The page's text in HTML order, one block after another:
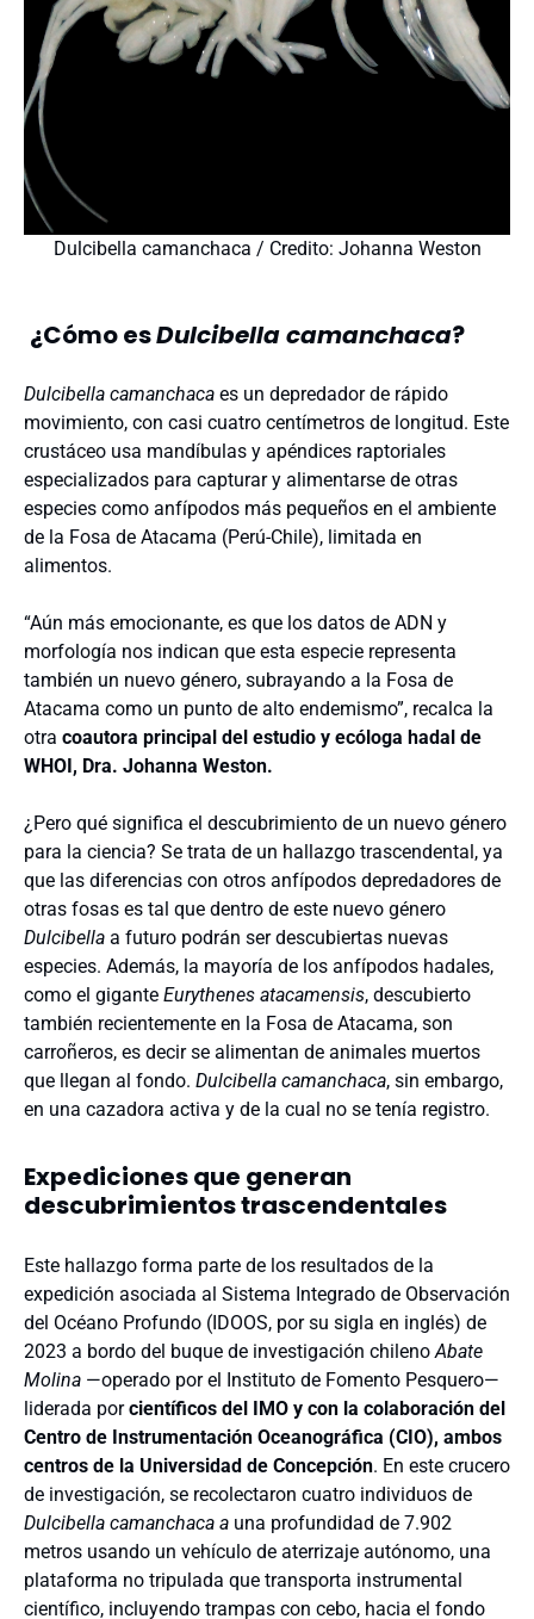
Dulcibella camanchaca / Credito: Johanna Weston
¿Cómo esDulcibella camanchaca?
Dulcibella camanchaca es un depredador de rápido
movimiento, con casi cuatro centímetros de longitud. Este
crustáceo usa mandíbulas y apéndices raptoriales
especializados para capturar y alimentarse de otras
especies como anfípodos más pequeños en el ambiente
de la Fosa de Atacama (Perú-Chile), limitada en
alimentos.
“Aún más emocionante, es que los datos de ADN y
morfología nos indican que esta especie representa
también un nuevo género, subrayando a la Fosa de
Atacama como un punto de alto endemismo”, recalca la
otra coautora principal del estudio y ecóloga hadal de
WHOI, Dra. Johanna Weston.
¿Pero qué significa el descubrimiento de un nuevo género
para la ciencia? Se trata de un hallazgo trascendental, ya
que las diferencias con otros anfípodos depredadores de
otras fosas es tal que dentro de este nuevo género
Dulcibella a futuro podrán ser descubiertas nuevas
especies. Además, la mayoría de los anfípodos hadales,
como el gigante Eurythenes atacamensis, descubierto
también recientemente en la Fosa de Atacama, son
carroñeros, es decir se alimentan de animales muertos
que llegan al fondo. Dulcibella camanchaca, sin embargo,
en una cazadora activa y de la cual no se tenía registro.
Expediciones que generan
descubrimientos trascendentales
Este hallazgo forma parte de los resultados de la
expedición asociada al Sistema Integrado de Observación
del Océano Profundo (IDOOS, por su sigla en inglés) de
2023 a bordo del buque de investigación chileno Abate
Molina —operado por el Instituto de Fomento Pesquero—
liderada porcientíficos del IMO y con la colaboración del
Centro de Instrumentación Oceanográfica (CIO), ambos
centros de la Universidad de Concepción. En este crucero
de investigación, se recolectaron cuatro individuos de
Dulcibella camanchaca a una profundidad de 7.902
metros usando un vehículo de aterrizaje autónomo, una
plataforma no tripulada que transporta instrumental
científico, incluyendo trampas con cebo, hacia el fondo